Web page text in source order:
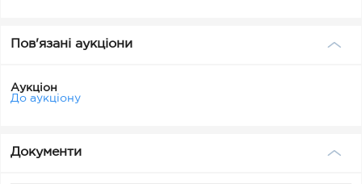
Пов'язані аукціони
Аукціон
До аукціону
Документи